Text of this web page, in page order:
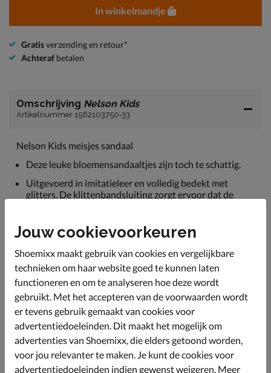
In winkelmandje
Gratisverzending en retour*
Achteraf betalen
Omschrijving Nelson Kids
Artikelnummer 1562103750-33
Nelson Kids meisjes sandaal
Deze leuke bloemensandaaltjes zijn toch te schattig.
Uitgevoerd in imitatieleer en volledig bedekt met
glitters. De klittenbandsluiting zorgt ervoor dat de
De binnenzijde van de bandjes zijn afgewerkt met een
zacht materiaal wat wrijving voorkomt.
Het voetbed is van leer en biedt een goede vocht- en
warmteregulatie wat de voetjes koel en fris houdt. Het
voorgevormde voetbed zorgt daarnaast voor extra
ondersteuning.
Afgewerkt met een rubberen loopzool voor stevigheid
en grip.
Specificaties
Jouw cookievoorkeuren
Shoemixx maakt gebruik van cookies en vergelijkbare
technieken om haar website goed te kunnen laten
functioneren en om te analyseren hoe deze wordt
gebruikt. Met het accepteren van de voorwaarden wordt
er tevens gebruik gemaakt van cookies voor
advertentiedoeleinden. Dit maakt het mogelijk om
advertenties van Shoemixx, die elders getoond worden,
voor jou relevanter te maken. Je kunt de cookies voor
advertentiedoeleinden indien gewenst weigeren. Meer